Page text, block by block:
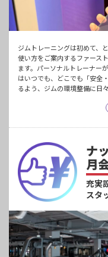
ジムトレーニングは初めて、
使い方をご案内するファース
ます。パーソナルトレーナー
はいつでも、どこでも「安全
るよう、ジムの環境整備に日
ナ
月
充実
スタ